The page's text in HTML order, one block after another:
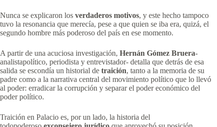
Nunca se explicaron los verdaderos motivos, y este hecho tampoco
tuvo la resonancia que merecía, pese a que quien se iba era, quizá, el
segundo hombre más poderoso del país en ese momento.
A partir de una acuciosa investigación, Hernán Gómez Bruera-
analistapolítico, periodista y entrevistador- detalla que detrás de esa
salida se escondía un historial de traición, tanto a la memoria de su
padre como a la narrativa central del movimiento político que lo llevó
al poder: erradicar la corrupción y separar el poder económico del
poder político.
Traición en Palacio es, por un lado, la historia del